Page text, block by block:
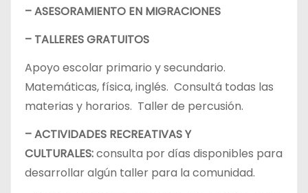
– ASESORAMIENTO EN MIGRACIONES
– TALLERES GRATUITOS
Apoyo escolar primario y secundario.
Matemáticas, física, inglés. Consultá todas las
materias y horarios. Taller de percusión.
– ACTIVIDADES RECREATIVAS Y
CULTURALES:consulta por días disponibles para
desarrollar algún taller para la comunidad.